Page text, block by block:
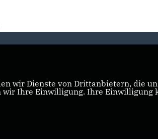
wir Dienste von Drittanbietern, die
Ihre Einwilligung. Ihre Einwilligung